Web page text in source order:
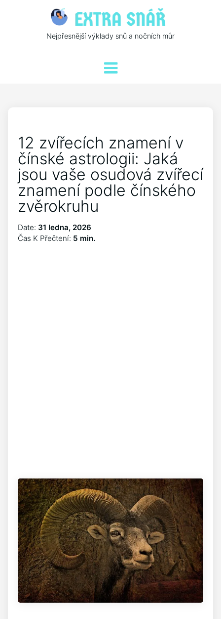
Nejpřesnější výklady snů a nočních můr
12 zvířecích znamení v
čínské astrologii: Jaká
jsou vaše osudová zvířecí
znamení podle čínského
zvěrokruhu
Date: 31 ledna, 2026
Čas K Přečtení: 5 min.